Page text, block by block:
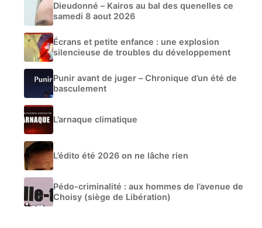
Dieudonné – Kairos au bal des quenelles ce
samedi 8 aout 2026
Écrans et petite enfance : une explosion
silencieuse de troubles du développement
Punir avant de juger – Chronique d’un été de
basculement
L’arnaque climatique
L’édito été 2026 on ne lâche rien
Pédo-criminalité : aux hommes de l’avenue de
Choisy (siège de Libération)